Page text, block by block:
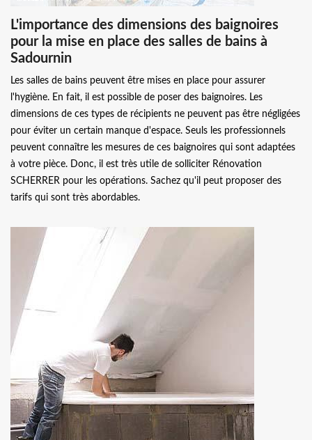
L'importance des dimensions des baignoires
pour la mise en place des salles de bains à
Sadournin
Les salles de bains peuvent être mises en place pour assurer
l'hygiène. En fait, il est possible de poser des baignoires. Les
dimensions de ces types de récipients ne peuvent pas être négligées
pour éviter un certain manque d'espace. Seuls les professionnels
peuvent connaître les mesures de ces baignoires qui sont adaptées
à votre pièce. Donc, il est très utile de solliciter Rénovation
SCHERRER pour les opérations. Sachez qu'il peut proposer des
tarifs qui sont très abordables.